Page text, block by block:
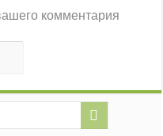
комментария